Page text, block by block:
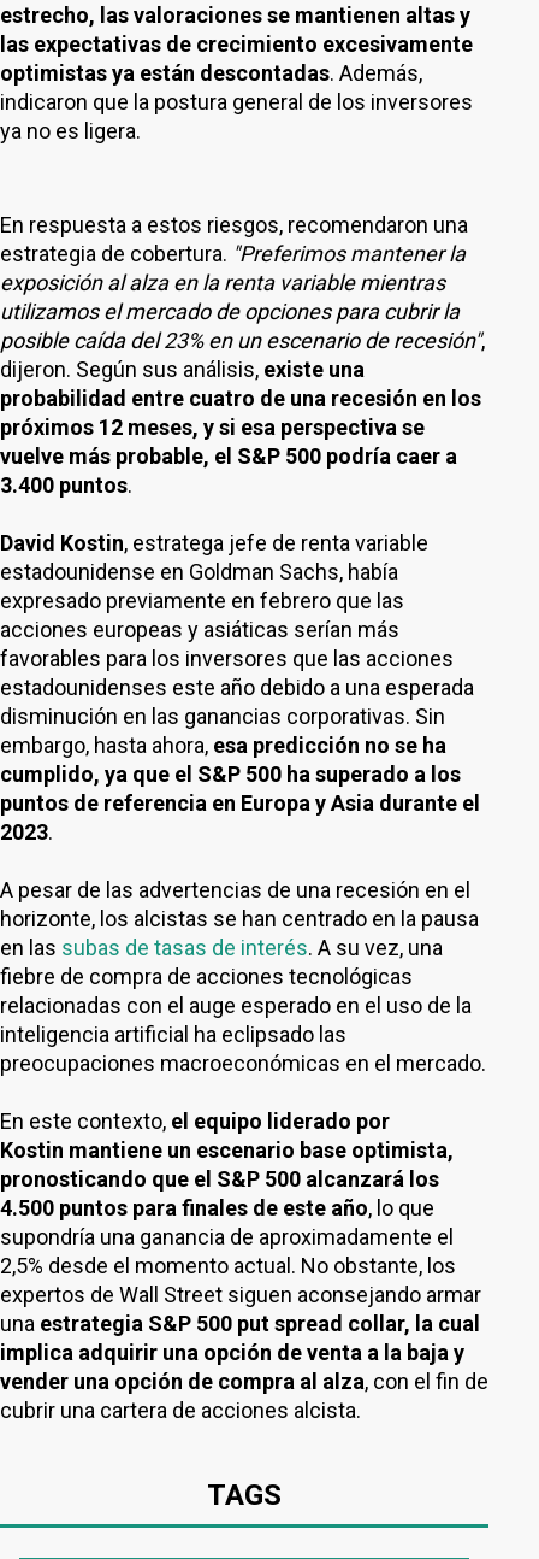
estrecho, las valoraciones se mantienen altas y
las expectativas de crecimiento excesivamente
optimistas ya están descontadas. Además,
indicaron que la postura general de los inversores
ya no es ligera.
En respuesta a estos riesgos, recomendaron una
estrategia de cobertura. "Preferimos mantener la
exposición al alza en la renta variable mientras
utilizamos el mercado de opciones para cubrir la
posible caída del 23% en un escenario de recesión",
dijeron. Según sus análisis, existe una
probabilidad entre cuatro de una recesión en los
próximos 12 meses, y si esa perspectiva se
vuelve más probable, el S&P 500 podría caer a
3.400 puntos.
David Kostin, estratega jefe de renta variable
estadounidense en Goldman Sachs, había
expresado previamente en febrero que las
acciones europeas y asiáticas serían más
favorables para los inversores que las acciones
estadounidenses este año debido a una esperada
disminución en las ganancias corporativas. Sin
embargo, hasta ahora, esa predicción no se ha
cumplido, ya que el S&P 500 ha superado a los
puntos de referencia en Europa y Asia durante el
2023.
A pesar de las advertencias de una recesión en el
horizonte, los alcistas se han centrado en la pausa
en las subas de tasas de interés. A su vez, una
fiebre de compra de acciones tecnológicas
relacionadas con el auge esperado en el uso de la
inteligencia artificial ha eclipsado las
preocupaciones macroeconómicas en el mercado.
En este contexto, el equipo liderado por
Kostin mantiene un escenario base optimista,
pronosticando que el S&P 500 alcanzará los
4.500 puntos para finales de este año, lo que
supondría una ganancia de aproximadamente el
2,5% desde el momento actual. No obstante, los
expertos de Wall Street siguen aconsejando armar
una estrategia S&P 500 put spread collar, la cual
implica adquirir una opción de venta a la baja y
vender una opción de compra al alza, con el fin de
cubrir una cartera de acciones alcista.
TAGS